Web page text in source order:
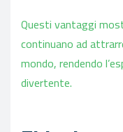
Questi vantaggi
continuano ad
mondo, rendendo
divertente.